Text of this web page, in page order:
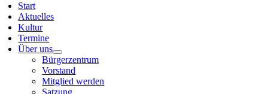
Start
Aktuelles
Kultur
Termine
Über uns
Bürgerzentrum
Vorstand
Mitglied werden
Satzung